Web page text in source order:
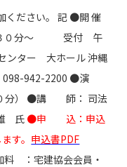
ください。 記 ●開 催
時３０分～ 受付 午
ター 大ホール 沖縄
098-942-2200 ●演
０分） ●講 師： 司法
氏 ●申 込：申込
す。 申込書PDF
：宅建協会会員・